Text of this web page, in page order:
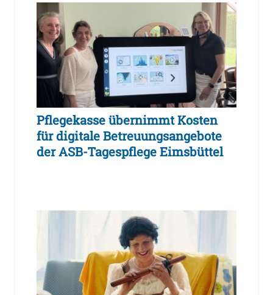
Pflegekasse übernimmt Kosten
für digitale Betreuungsangebote
der ASB-Tagespflege Eimsbüttel